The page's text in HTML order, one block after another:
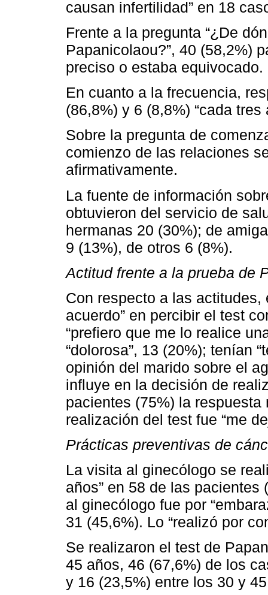
causan infertilidad” en 18
Frente a la pregunta “¿De
Papanicolaou?”, 40 (58,2%)
preciso o estaba equivocado.
En cuanto a la frecuencia,
(86,8%) y 6 (8,8%) “cada tres
Sobre la pregunta de
comienzo de las relaciones
afirmativamente.
La fuente de información
obtuvieron del servicio de
hermanas 20 (30%); de
9 (13%), de otros 6 (8%).
Actitud frente a la prueba de
Con respecto a las actitudes,
acuerdo” en percibir el test
“prefiero que me lo realice
“dolorosa”, 13 (20%); tenían
opinión del marido sobre el
influye en la decisión de
pacientes (75%) la
realización del test fue “me
Prácticas preventivas de
La visita al ginecólogo se
años” en 58 de las
al ginecólogo fue por
31 (45,6%). Lo “realizó por
Se realizaron el test de
45 años, 46 (67,6%) de los
y 16 (23,5%) entre los 30 y